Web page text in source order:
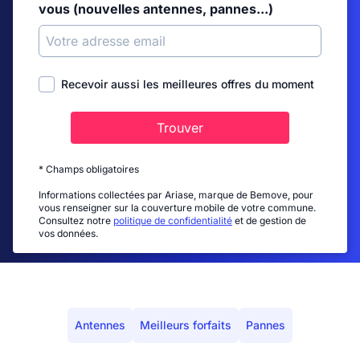
vous (nouvelles antennes, pannes...)
Recevoir aussi les meilleures offres du moment
Trouver
* Champs obligatoires
Informations collectées par Ariase, marque de Bemove, pour
vous renseigner sur la couverture mobile de votre commune.
Consultez notre politique de confidentialité et de gestion de
vos données.
Antennes Meilleurs forfaits Pannes